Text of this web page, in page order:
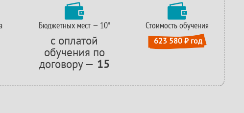

Бюджетных мест — 10*
с оплатой
обучения по
договору — 15

Стоимость обучения
623 580 ₽ год